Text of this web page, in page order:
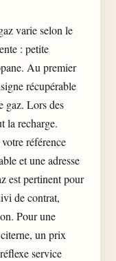
varie selon le
: petite
Au premier
récupérable
gaz. Lors des
la recharge.
référence
et une adresse
est pertinent pour
de contrat,
Pour une
un prix
service